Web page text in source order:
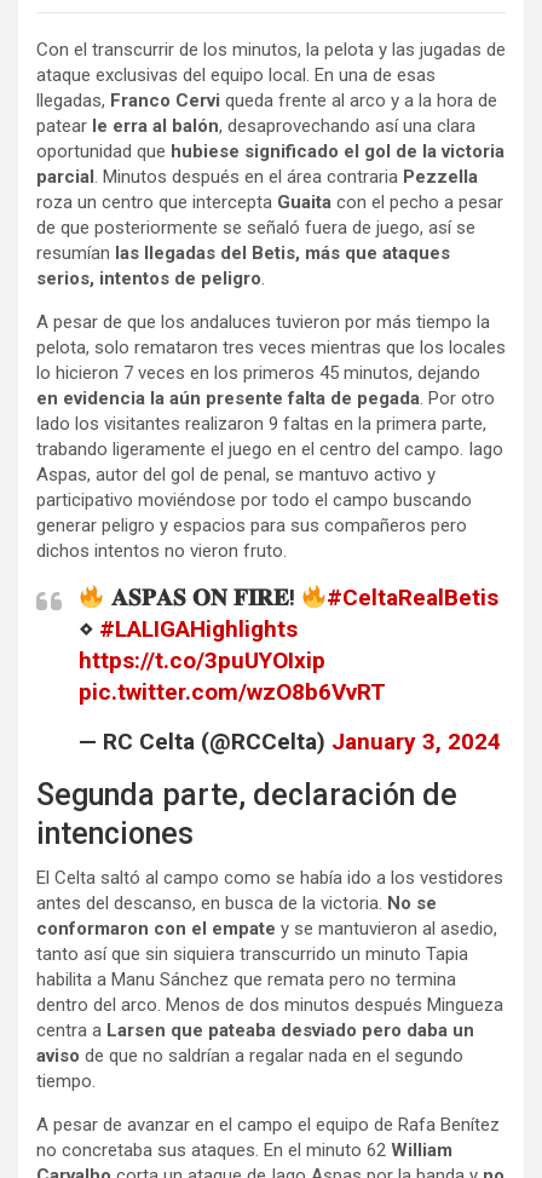
Con el transcurrir de los minutos, la pelota y las jugadas de
ataque exclusivas del equipo local. En una de esas
llegadas, Franco Cervi queda frente al arco y a la hora de
patear le erra al balón, desaprovechando así una clara
oportunidad que hubiese significado el gol de la victoria
parcial . Minutos después en el área contraria Pezzella
roza un centro que intercepta Guaita con el pecho a pesar
de que posteriormente se señaló fuera de juego, así se
resumían las llegadas del Betis, más que ataques
serios, intentos de peligro.
A pesar de que los andaluces tuvieron por más tiempo la
pelota, solo remataron tres veces mientras que los locales
lo hicieron 7 veces en los primeros 45 minutos, dejando
en evidencia la aún presente falta de pegada. Por otro
lado los visitantes realizaron 9 faltas en la primera parte,
trabando ligeramente el juego en el centro del campo. Iago
Aspas, autor del gol de penal, se mantuvo activo y
participativo moviéndose por todo el campo buscando
generar peligro y espacios para sus compañeros pero
dichos intentos no vieron fruto.
𝐀𝐒𝐏𝐀𝐒 𝐎𝐍 𝐅𝐈𝐑𝐄!
#CeltaRealBetis
⋄ #LALIGAHighlights
https://t.co/3puUYOIxip
pic.twitter.com/wzO8b6VvRT
— RC Celta (@RCCelta) January 3, 2024
Segunda parte, declaración de
intenciones
El Celta saltó al campo como se había ido a los vestidores
antes del descanso, en busca de la victoria. No se
conformaron con el empate y se mantuvieron al asedio,
tanto así que sin siquiera transcurrido un minuto Tapia
habilita a Manu Sánchez que remata pero no termina
dentro del arco. Menos de dos minutos después Mingueza
centra a Larsen que pateaba desviado pero daba un
aviso de que no saldrían a regalar nada en el segundo
tiempo.
A pesar de avanzar en el campo el equipo de Rafa Benítez
no concretaba sus ataques. En el minuto 62 William